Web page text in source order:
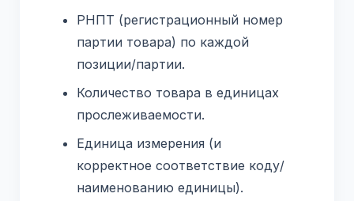
РНПТ (регистрационный номер
партии товара) по каждой
позиции/партии.
Количество товара в единицах
прослеживаемости.
Единица измерения (и
корректное соответствие коду/
наименованию единицы).